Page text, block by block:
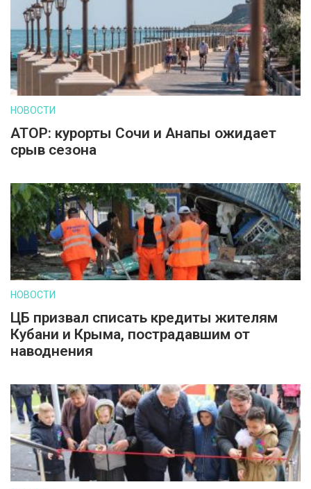
НОВОСТИ
АТОР: курорты Сочи и Анапы ожидает
срыв сезона
НОВОСТИ
ЦБ призвал списать кредиты жителям
Кубани и Крыма, пострадавшим от
наводнения